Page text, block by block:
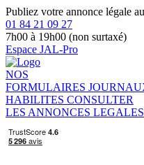
Publiez votre annonce légale
01 84 21 09 27
7h00 à 19h00 (non surtaxé)
Espace JAL-Pro
NOS
FORMULAIRES
HABILITES CONSULTER
LES ANNONCES LEGALES